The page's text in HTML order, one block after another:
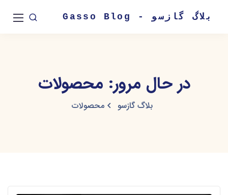
بلاگ گازسو - Gasso Blog
در حال مرور: محصولات
بلاگ گازسو محصولات